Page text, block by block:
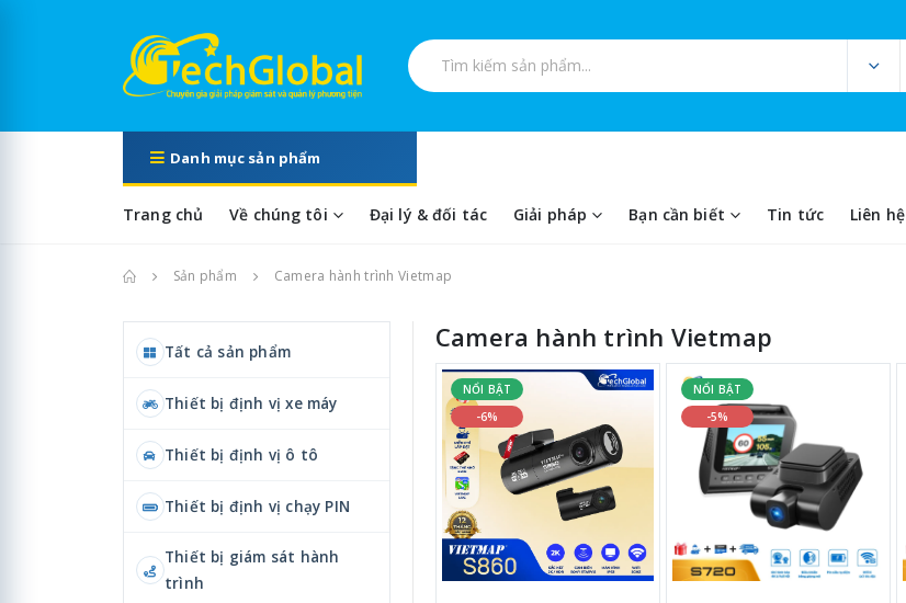
Tìm kiếm sản phẩm
Danh mục sản phẩm
Trang chủ Về chúng tôi Đại lý & đối tác Giải pháp Bạn cần biết Tin tức Liên hệ
Trang chủSản phẩm Camera hành trình Vietmap
Camera hành trình Vietmap
NỔI BẬT
-6%
NỔI BẬT
-5%
Tất cả sản phẩm
Thiết bị định vị xe máy
Thiết bị định vị ô tô
Thiết bị định vị chạy PIN
Thiết bị giám sát hành
trình